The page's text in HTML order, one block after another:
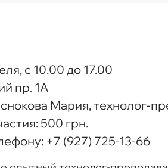
с 10.00 до 17.00
пр. 1А
Мария, технолог-
500 грн.
+7 (927) 725-13-66